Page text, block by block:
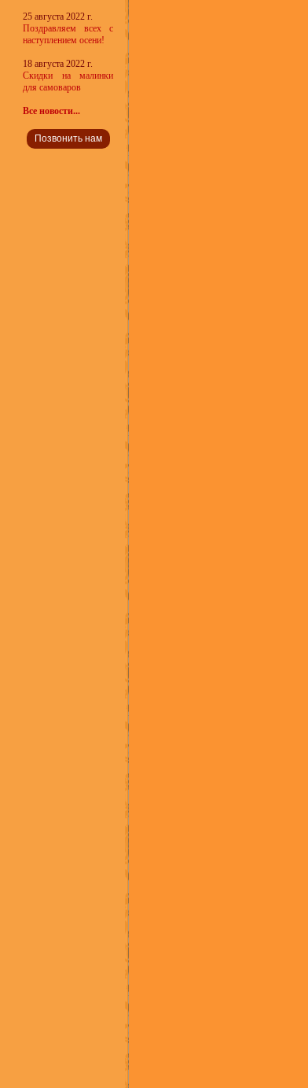
25 августа 2022 г.
Поздравляем всех с
наступлением осени!
18 августа 2022 г.
Скидки на малинки
для самоваров
Все новости...
Позвонить нам